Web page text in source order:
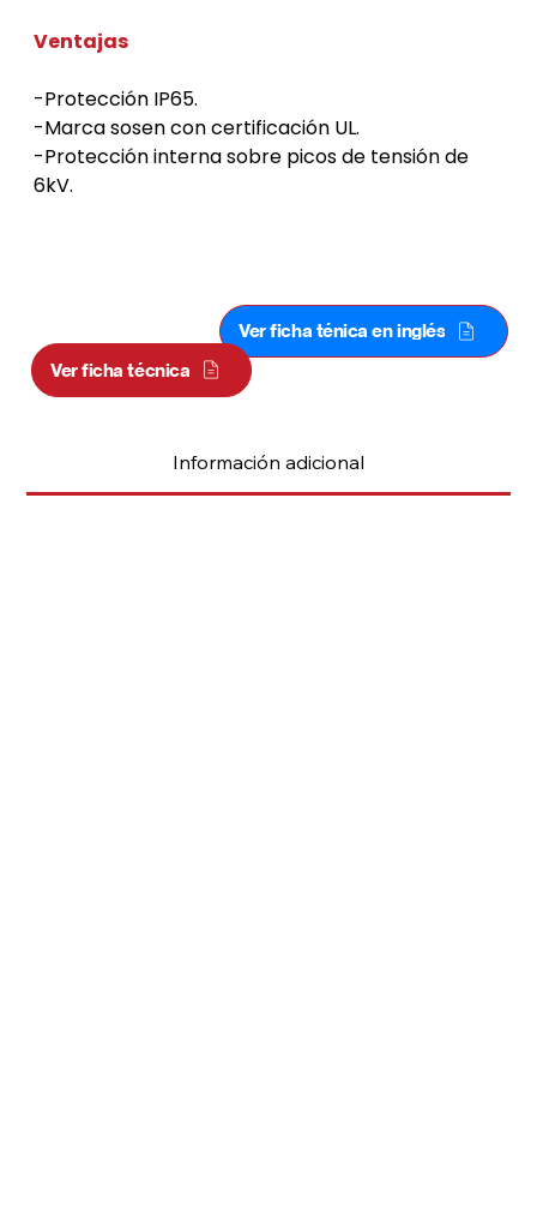
Ventajas
-Protección IP65.
-Marca sosen con certificación UL.
-Protección interna sobre picos de tensión de
6kV.
Ver ficha ténica en inglés
Ver ficha técnica
Información adicional